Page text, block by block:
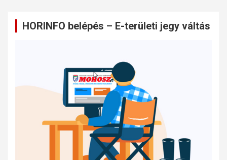
HORINFO belépés – E-területi jegy váltás